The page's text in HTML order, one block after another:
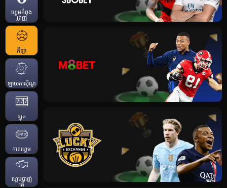
ហ្គេមកំពុង
ពេញ
និយម
កីឡា
ឡាយកាសុីណូ
ស្លុត
កាតហ្គេម
ហ្គេមបាញ់
ត្រី